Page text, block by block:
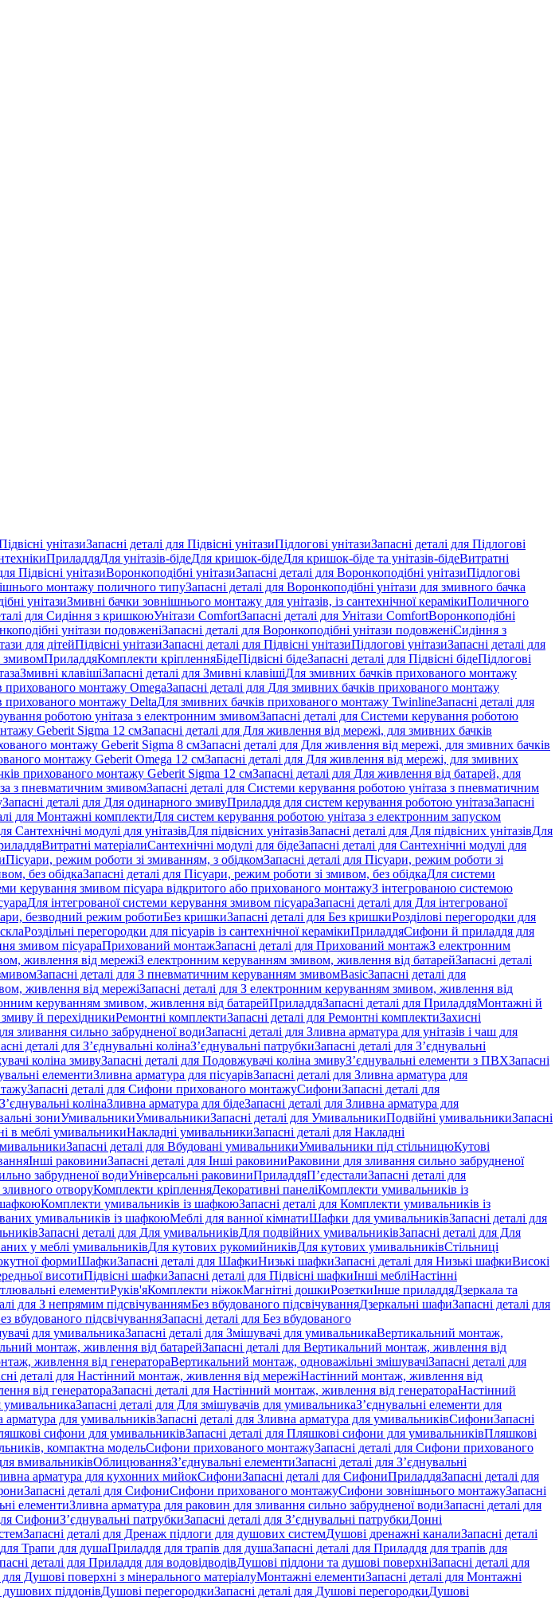
унітазиЗапасні деталі для Підвісні унітазиПідлогові унітазиЗапасні деталі для Підлогові
ПриладдяДля унітазів-бідеДля кришок-бідеДля кришок-біде та унітазів-бідеВитратні
Підвісні унітазиВоронкоподібні унітазиЗапасні деталі для Воронкоподібні унітазиПідлогові
монтажу поличного типуЗапасні деталі для Воронкоподібні унітази для змивного бачка
унітазиЗмивні бачки зовнішнього монтажу для унітазів, із сантехнічної керамікиПоличного
для Сидіння з кришкоюУнітази ComfortЗапасні деталі для Унітази ComfortВоронкоподібні
унітази подовженіЗапасні деталі для Воронкоподібні унітази подовженіСидіння з
для дітейПідвісні унітазиЗапасні деталі для Підвісні унітазиПідлогові унітазиЗапасні деталі для
змивомПриладдяКомплекти кріпленняБідеПідвісні бідеЗапасні деталі для Підвісні бідеПідлогові
Змивні клавішіЗапасні деталі для Змивні клавішіДля змивних бачків прихованого монтажу
прихованого монтажу OmegaЗапасні деталі для Для змивних бачків прихованого монтажу
прихованого монтажу DeltaДля змивних бачків прихованого монтажу TwinlineЗапасні деталі для
роботою унітаза з електронним змивомЗапасні деталі для Системи керування роботою
Geberit Sigma 12 смЗапасні деталі для Для живлення від мережі, для змивних бачків
монтажу Geberit Sigma 8 смЗапасні деталі для Для живлення від мережі, для змивних бачків
монтажу Geberit Omega 12 смЗапасні деталі для Для живлення від мережі, для змивних
прихованого монтажу Geberit Sigma 12 смЗапасні деталі для Для живлення від батарей, для
з пневматичним змивомЗапасні деталі для Системи керування роботою унітаза з пневматичним
Запасні деталі для Для одинарного змивуПриладдя для систем керування роботою унітазаЗапасні
для Монтажні комплектиДля систем керування роботою унітаза з електронним запуском
Сантехнічні модулі для унітазівДля підвісних унітазівЗапасні деталі для Для підвісних унітазівДля
Витратні матеріалиСантехнічні модулі для бідеЗапасні деталі для Сантехнічні модулі для
Пісуари, режим роботи зі змиванням, з обідкомЗапасні деталі для Пісуари, режим роботи зі
без обідкаЗапасні деталі для Пісуари, режим роботи зі змивом, без обідкаДля системи
керування змивом пісуара відкритого або прихованого монтажуЗ інтегрованою системою
Для інтегрованої системи керування змивом пісуараЗапасні деталі для Для інтегрованої
безводний режим роботиБез кришкиЗапасні деталі для Без кришкиРозділові перегородки для
Роздільні перегородки для пісуарів із сантехнічної керамікиПриладдяСифони й приладдя для
змивом пісуараПрихований монтажЗапасні деталі для Прихований монтажЗ електронним
живлення від мережіЗ електронним керуванням змивом, живлення від батарейЗапасні деталі
Запасні деталі для З пневматичним керуванням змивомBasicЗапасні деталі для
живлення від мережіЗапасні деталі для З електронним керуванням змивом, живлення від
керуванням змивом, живлення від батарейПриладдяЗапасні деталі для ПриладдяМонтажні й
й перехідникиРемонтні комплектиЗапасні деталі для Ремонтні комплектиЗахисні
зливання сильно забрудненої водиЗапасні деталі для Зливна арматура для унітазів і чаш для
деталі для З’єднувальні колінаЗ’єднувальні патрубкиЗапасні деталі для З’єднувальні
коліна змивуЗапасні деталі для Подовжувачі коліна змивуЗ’єднувальні елементи з ПВХЗапасні
елементиЗливна арматура для пісуарівЗапасні деталі для Зливна арматура для
Запасні деталі для Сифони прихованого монтажуСифониЗапасні деталі для
колінаЗливна арматура для бідеЗапасні деталі для Зливна арматура для
зониУмивальникиУмивальникиЗапасні деталі для УмивальникиПодвійні умивальникиЗапасні
в меблі умивальникиНакладні умивальникиЗапасні деталі для Накладні
Запасні деталі для Вбудовані умивальникиУмивальники під стільницюКутові
Інші раковиниЗапасні деталі для Інші раковиниРаковини для зливання сильно забрудненої
забрудненої водиУніверсальні раковиниПриладдяП’єдесталиЗапасні деталі для
отворуКомплекти кріпленняДекоративні панеліКомплекти умивальників із
шафкоюКомплекти умивальників із шафкоюЗапасні деталі для Комплекти умивальників із
умивальників із шафкоюМеблі для ванної кімнатиШафки для умивальниківЗапасні деталі для
Запасні деталі для Для умивальниківДля подвійних умивальниківЗапасні деталі для Для
у меблі умивальниківДля кутових рукомийниківДля кутових умивальниківСтільниці
формиШафкиЗапасні деталі для ШафкиНизькі шафкиЗапасні деталі для Низькі шафкиВисокі
висотиПідвісні шафкиЗапасні деталі для Підвісні шафкиІнші мебліНастінні
елементиРуків'яКомплекти ніжокМагнітні дошкиРозеткиІнше приладдяДзеркала та
для З непрямим підсвічуваннямБез вбудованого підсвічуванняДзеркальні шафиЗапасні деталі для
вбудованого підсвічуванняЗапасні деталі для Без вбудованого
для умивальникаЗапасні деталі для Змішувачі для умивальникаВертикальний монтаж,
монтаж, живлення від батарейЗапасні деталі для Вертикальний монтаж, живлення від
живлення від генератораВертикальний монтаж, одноважільні змішувачіЗапасні деталі для
деталі для Настінний монтаж, живлення від мережіНастінний монтаж, живлення від
від генератораЗапасні деталі для Настінний монтаж, живлення від генератораНастінний
умивальникаЗапасні деталі для Для змішувачів для умивальникаЗ’єднувальні елементи для
арматура для умивальниківЗапасні деталі для Зливна арматура для умивальниківСифониЗапасні
сифони для умивальниківЗапасні деталі для Пляшкові сифони для умивальниківПляшкові
компактна модельСифони прихованого монтажуЗапасні деталі для Сифони прихованого
вмивальниківОблицюванняЗ’єднувальні елементиЗапасні деталі для З’єднувальні
арматура для кухонних мийокСифониЗапасні деталі для СифониПриладдяЗапасні деталі для
Запасні деталі для СифониСифони прихованого монтажуСифони зовнішнього монтажуЗапасні
елементиЗливна арматура для раковин для зливання сильно забрудненої водиЗапасні деталі для
СифониЗ’єднувальні патрубкиЗапасні деталі для З’єднувальні патрубкиДонні
Запасні деталі для Дренаж підлоги для душових системДушові дренажні каналиЗапасні деталі
для Трапи для душаПриладдя для трапів для душаЗапасні деталі для Приладдя для трапів для
деталі для Приладдя для водовідводівДушові піддони та душові поверхніЗапасні деталі для
для Душові поверхні з мінерального матеріалуМонтажні елементиЗапасні деталі для Монтажні
душових піддонівДушові перегородкиЗапасні деталі для Душові перегородкиДушові